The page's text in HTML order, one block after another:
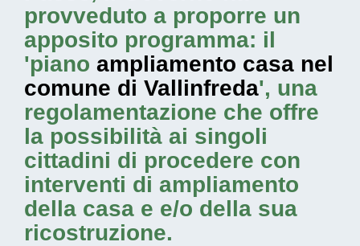
provveduto a proporre un
apposito programma: il
'piano ampliamento casa nel
comune di Vallinfreda', una
regolamentazione che offre
la possibilità ai singoli
cittadini di procedere con
interventi di ampliamento
della casa e e/o della sua
ricostruzione.